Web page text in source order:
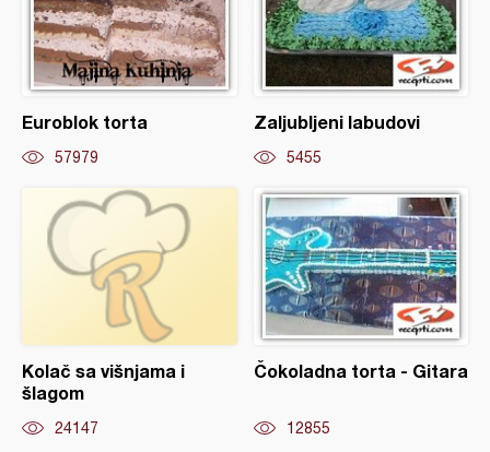
Euroblok torta
57979
Zaljubljeni labudovi
5455
Kolač sa višnjama i
šlagom
24147
Čokoladna torta - Gitara
12855